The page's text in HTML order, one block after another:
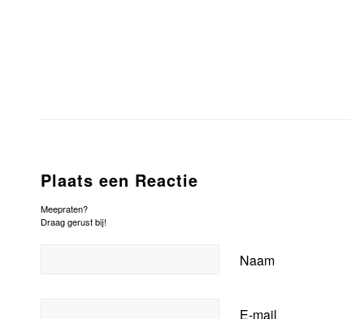
Plaats een Reactie
Meepraten?
Draag gerust bij!
Naam
E-mail